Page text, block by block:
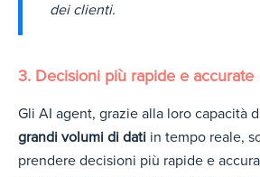
dei clienti.
3. Decisioni più rapide e accurate
Gli AI agent, grazie alla loro capacità
grandi volumi di dati in tempo reale,
prendere decisioni più rapide e